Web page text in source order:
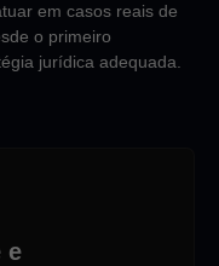
em casos reais de
o primeiro
jurídica adequada.
e